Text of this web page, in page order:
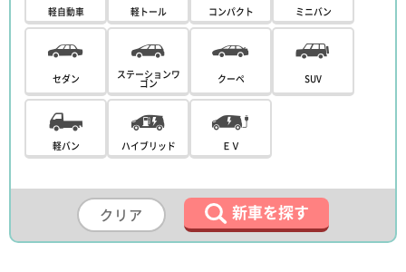
軽自動車 軽トール コンパクト ミニバン
セダン
ステーションワ
ゴン
クーペ SUV
軽バン ハイブリッド ＥＶ
クリア 新車を探す